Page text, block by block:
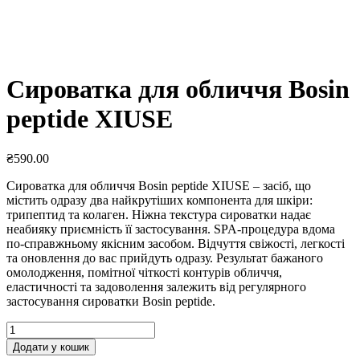
Сироватка для обличчя Bosin
peptide XIUSE
₴590.00
Сироватка для обличчя Bosin peptide XIUSE – засіб, що
містить одразу два найкрутіших компонента для шкіри:
трипептид та колаген. Ніжна текстура сироватки надає
неабияку приємність її застосування. SPA-процедура вдома
по-справжньому якісним засобом. Відчуття свіжості, легкості
та оновлення до вас прийдуть одразу. Результат бажаного
омолодження, помітної чіткості контурів обличчя,
еластичності та задоволення залежить від регулярного
застосування сироватки Bosin peptide.
Сироватка
дляДодати у кошик